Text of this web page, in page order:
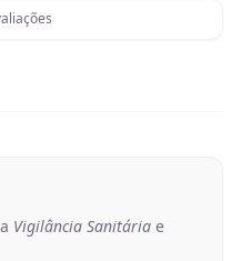
Vigilância Sanitáriae